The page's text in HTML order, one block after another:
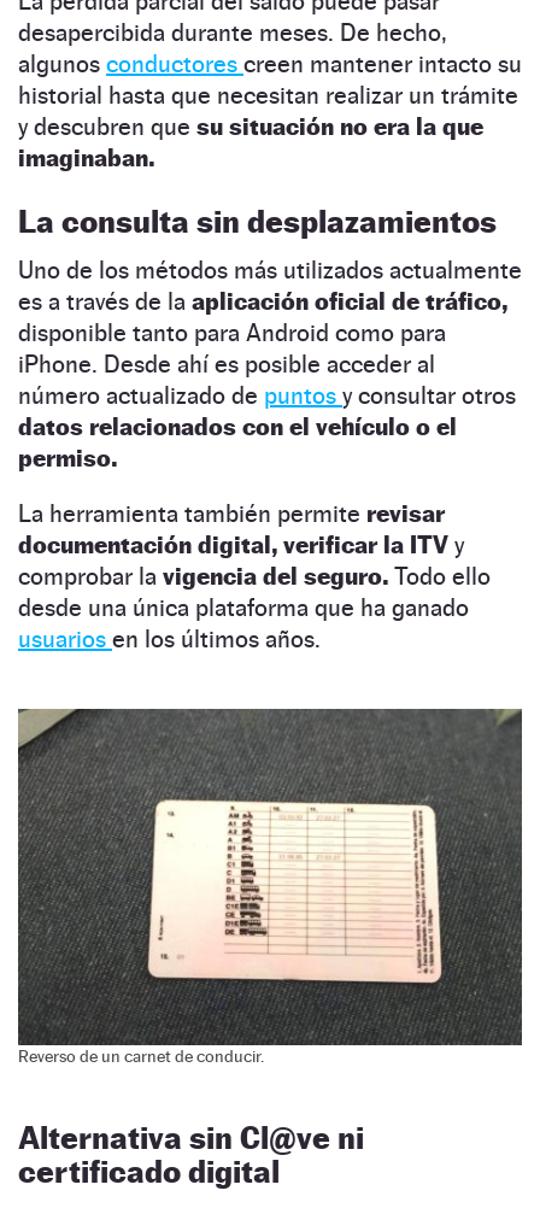
desapercibida durante meses. De hecho,
algunos conductores creen mantener intacto su
historial hasta que necesitan realizar un trámite
y descubren que su situación no era la que
imaginaban.
La consulta sin desplazamientos
Uno de los métodos más utilizados actualmente
es a través de la aplicación oficial de tráfico,
disponible tanto para Android como para
iPhone. Desde ahí es posible acceder al
número actualizado de puntos y consultar otros
datos relacionados con el vehículo o el
permiso.
La herramienta también permite revisar
documentación digital, verificar la ITV y
comprobar la vigencia del seguro. Todo ello
desde una única plataforma que ha ganado
usuarios en los últimos años.
Reverso de un carnet de conducir.
Alternativa sin Cl@ve ni
certificado digital